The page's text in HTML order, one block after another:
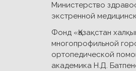
Министерство
экстренной
Фонд «Қазақстан
многопрофильной
ортопедической
академика Н.Д.